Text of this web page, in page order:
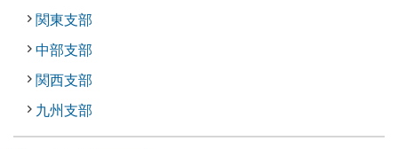
関東支部
中部支部
関西支部
九州支部